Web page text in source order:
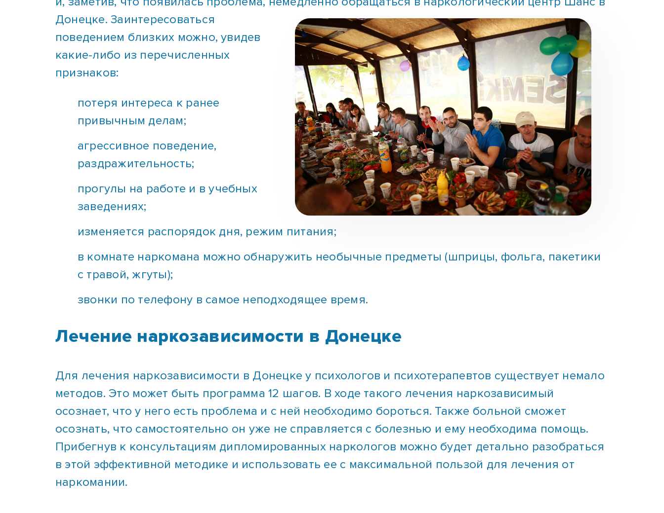
Донецке.Заинтересоваться
поведением близких можно, увидев
какие-либо из перечисленных
признаков:
привычным делам;
раздражительность;
заведениях;
с травой, жгуты);
Лечение наркозависимости в Донецке
методов. Это может быть программа 12 шагов. В ходе такого лечения наркозависимый
осознает, что у него есть проблема и с ней необходимо бороться. Также больной сможет
осознать, что самостоятельно он уже не справляется с болезнью и ему необходима помощь.
Прибегнув к консультациям дипломированных наркологов можно будет детально разобраться
в этой эффективной методике и использовать ее с максимальной пользой для лечения от
наркомании.